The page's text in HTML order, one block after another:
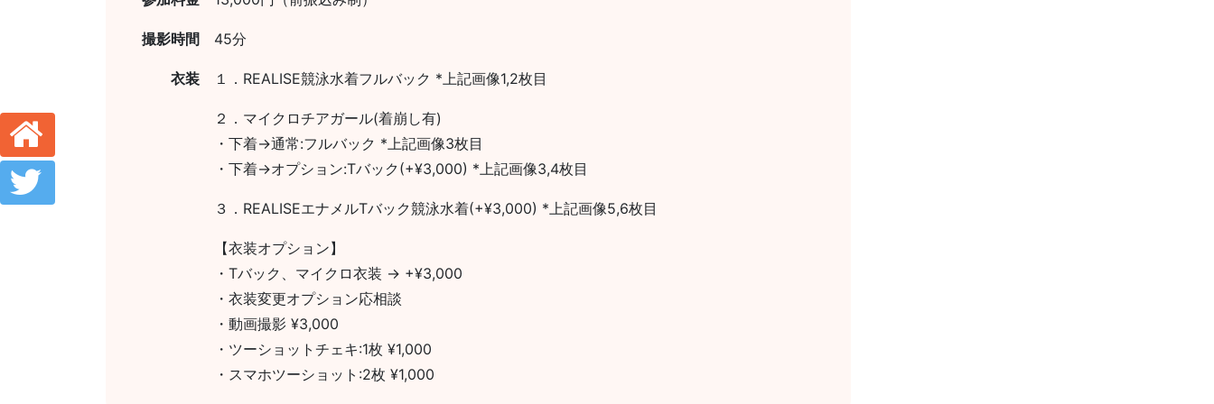
撮影時間 45分
衣装 １．REALISE競泳水着フルバック *上記画像1,2枚目
２．マイクロチアガール(着崩し有)
・下着→通常:フルバック *上記画像3枚目
・下着→オプション:Tバック(+¥3,000) *上記画像3,4枚目
３．REALISEエナメルTバック競泳水着(+¥3,000) *上記画像5,6枚目
【衣装オプション】
・Tバック、マイクロ衣装 → +¥3,000
・衣装変更オプション応相談
・動画撮影 ¥3,000
・ツーショットチェキ:1枚 ¥1,000
・スマホツーショット:2枚 ¥1,000